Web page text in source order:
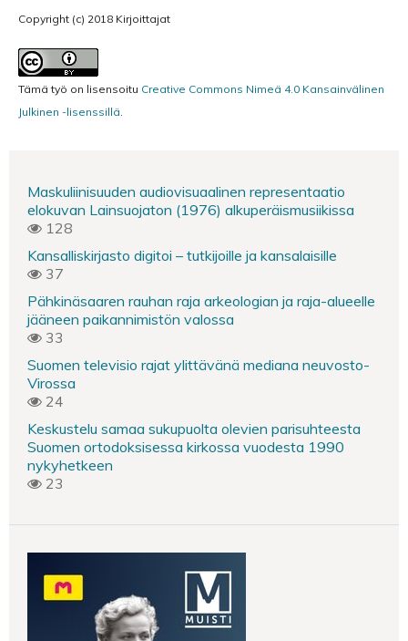
Copyright (c) 2018 Kirjoittajat
Tämä työ on lisensoitu Creative Commons Nimeä 4.0 Kansainvälinen
Julkinen -lisenssillä.
Maskuliinisuuden audiovisuaalinen representaatio
elokuvan Lainsuojaton (1976) alkuperäismusiikissa
128
Kansalliskirjasto digitoi – tutkijoille ja kansalaisille
37
Pähkinäsaaren rauhan raja arkeologian ja raja-alueelle
jääneen paikannimistön valossa
33
Suomen televisio rajat ylittävänä mediana neuvosto-
Virossa
24
Keskustelu samaa sukupuolta olevien parisuhteesta
Suomen ortodoksisessa kirkossa vuodesta 1990
nykyhetkeen
23